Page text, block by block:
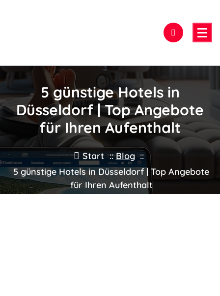
5 günstige Hotels in
Düsseldorf | Top Angebote
für Ihren Aufenthalt
Start ::Blog::
5 günstige Hotels in Düsseldorf | Top Angebote
für Ihren Aufenthalt